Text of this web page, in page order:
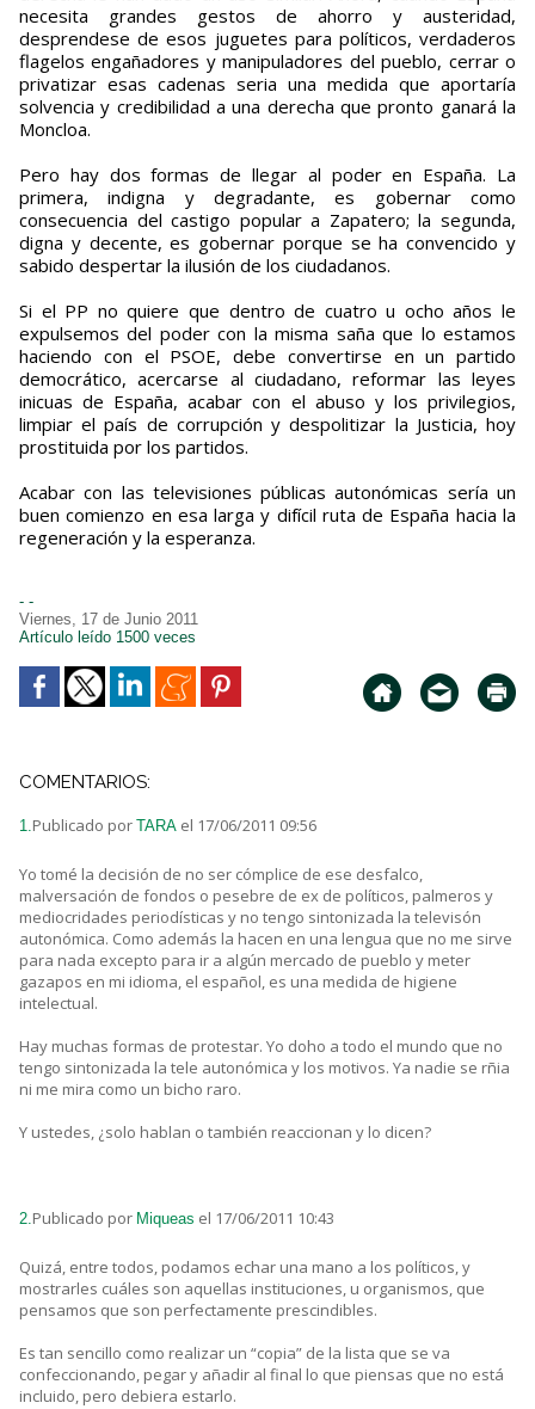
necesita grandes gestos de ahorro y austeridad,
desprendese de esos juguetes para políticos, verdaderos
flagelos engañadores y manipuladores del pueblo, cerrar o
privatizar esas cadenas seria una medida que aportaría
solvencia y credibilidad a una derecha que pronto ganará la
Moncloa.
Pero hay dos formas de llegar al poder en España. La
primera, indigna y degradante, es gobernar como
consecuencia del castigo popular a Zapatero; la segunda,
digna y decente, es gobernar porque se ha convencido y
sabido despertar la ilusión de los ciudadanos.
Si el PP no quiere que dentro de cuatro u ocho años le
expulsemos del poder con la misma saña que lo estamos
haciendo con el PSOE, debe convertirse en un partido
democrático, acercarse al ciudadano, reformar las leyes
inicuas de España, acabar con el abuso y los privilegios,
limpiar el país de corrupción y despolitizar la Justicia, hoy
prostituida por los partidos.
Acabar con las televisiones públicas autonómicas sería un
buen comienzo en esa larga y difícil ruta de España hacia la
regeneración y la esperanza.
- -
Viernes, 17 de Junio 2011
Artículo leído 1500 veces
COMENTARIOS:
1.Publicado por TARA el 17/06/2011 09:56
Yo tomé la decisión de no ser cómplice de ese desfalco,
malversación de fondos o pesebre de ex de políticos, palmeros y
mediocridades periodísticas y no tengo sintonizada la televisón
autonómica. Como además la hacen en una lengua que no me sirve
para nada excepto para ir a algún mercado de pueblo y meter
gazapos en mi idioma, el español, es una medida de higiene
intelectual.
Hay muchas formas de protestar. Yo doho a todo el mundo que no
tengo sintonizada la tele autonómica y los motivos. Ya nadie se rñia
ni me mira como un bicho raro.
Y ustedes, ¿solo hablan o también reaccionan y lo dicen?
2.Publicado por Miqueas el 17/06/2011 10:43
Quizá, entre todos, podamos echar una mano a los políticos, y
mostrarles cuáles son aquellas instituciones, u organismos, que
pensamos que son perfectamente prescindibles.
Es tan sencillo como realizar un “copia” de la lista que se va
confeccionando, pegar y añadir al final lo que piensas que no está
incluido, pero debiera estarlo.